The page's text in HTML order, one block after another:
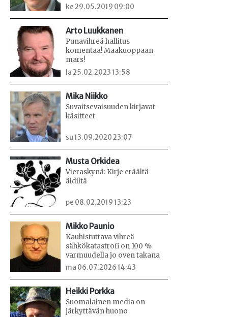
ke 29.05.2019 09:00
Arto Luukkanen
Punavihreä hallitus
komentaa! Maakuoppaan
mars!
la 25.02.2023 13:58
Mika Niikko
Suvaitsevaisuuden kirjavat
käsitteet
su 13.09.2020 23:07
Musta Orkidea
Vieraskynä: Kirje eräältä
äidiltä
pe 08.02.2019 13:23
Mikko Paunio
Kauhistuttava vihreä
sähkökatastrofi on 100 %
varmuudella jo oven takana
ma 06.07.2026 14:43
Heikki Porkka
Suomalainen media on
järkyttävän huono